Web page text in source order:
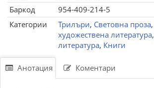
Баркод
954-409-214-5
Категории
Трилъри, Световна проза,
художествена литература,
литература, Книги
Анотация Коментари